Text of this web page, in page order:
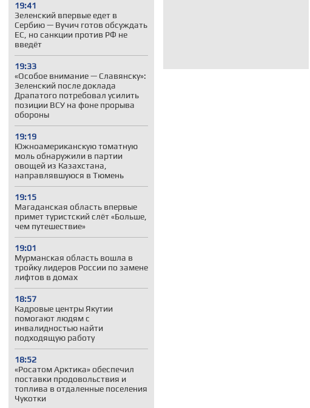
19:41
Зеленский впервые едет в
Сербию — Вучич готов обсуждать
ЕС, но санкции против РФ не
введёт
19:33
«Особое внимание — Славянску»:
Зеленский после доклада
Драпатого потребовал усилить
позиции ВСУ на фоне прорыва
обороны
19:19
Южноамериканскую томатную
моль обнаружили в партии
овощей из Казахстана,
направлявшуюся в Тюмень
19:15
Магаданская область впервые
примет туристский слёт «Больше,
чем путешествие»
19:01
Мурманская область вошла в
тройку лидеров России по замене
лифтов в домах
18:57
Кадровые центры Якутии
помогают людям с
инвалидностью найти
подходящую работу
18:52
«Росатом Арктика» обеспечил
поставки продовольствия и
топлива в отдаленные поселения
Чукотки